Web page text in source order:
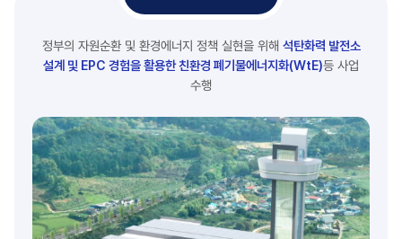
정부의 자원순환 및 환경에너지 정책 실현을 위해 석탄화력 발전소
설계 및 EPC 경험을 활용한친환경 폐기물에너지화(WtE)등 사업
수행